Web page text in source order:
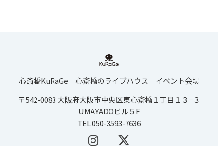
心斎橋KuRaGe│心斎橋のライブハウス│イベント会場
〒542-0083 大阪府大阪市中央区東心斎橋１丁目１３−３
UMAYADOビル５F
TEL 050-3593-7636